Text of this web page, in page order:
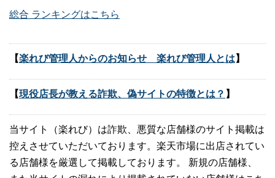
総合 ランキングはこちら
【楽れび管理人からのお知らせ 楽れび管理人とは 】
【現役店長が教える詐欺、偽サイトの特徴とは？ 】
当サイト（楽れび）は詐欺、悪質な店舗様のサイト掲載は
控えさせていただいております。楽天市場に出店されてい
る店舗様を厳選して掲載しております。 新規の店舗様、